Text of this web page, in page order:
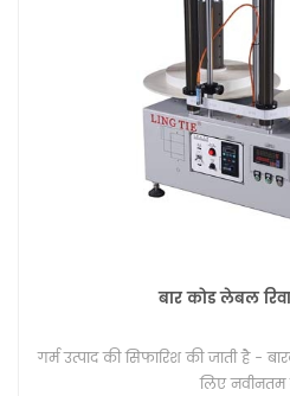
बार कोड लेबल
गर्म उत्पाद की सिफारिश की जाती है -
लिए नवीनतम